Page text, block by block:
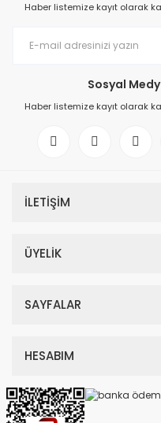
Haber listemize kayıt olarak
Sosyal
Haber listemize kayıt olarak
İLETİŞİM
ÜYELİK
SAYFALAR
HESABIM